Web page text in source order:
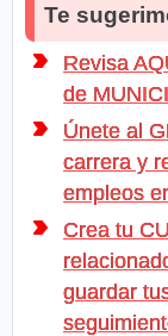
Te
Revisa
de
Únete al
carrera y
empleos
Crea tu
guardar